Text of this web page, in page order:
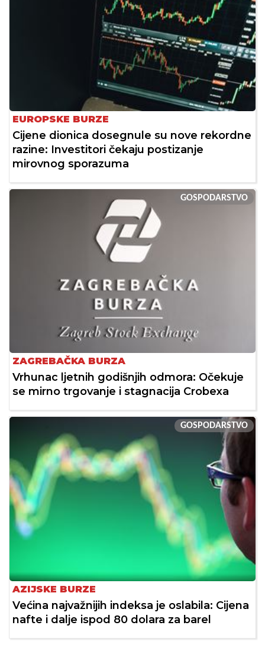
EUROPSKE BURZE
Cijene dionica dosegnule su nove rekordne
razine: Investitori čekaju postizanje
mirovnog sporazuma
GOSPODARSTVO
ZAGREBAČKA BURZA
Vrhunac ljetnih godišnjih odmora: Očekuje
se mirno trgovanje i stagnacija Crobexa
GOSPODARSTVO
AZIJSKE BURZE
Većina najvažnijih indeksa je oslabila: Cijena
nafte i dalje ispod 80 dolara za barel